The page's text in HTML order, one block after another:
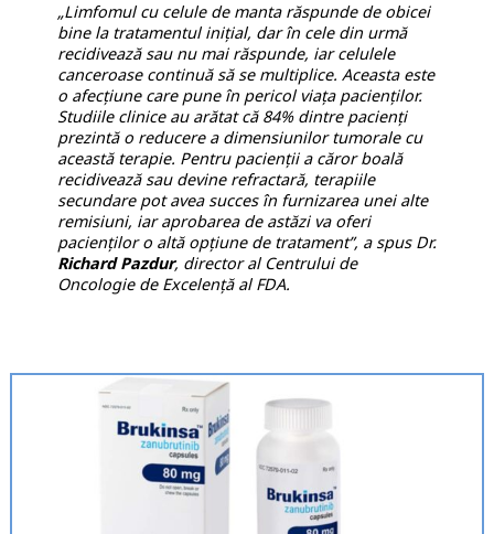
„Limfomul cu celule de manta răspunde de obicei
bine la tratamentul inițial, dar în cele din urmă
recidivează sau nu mai răspunde, iar celulele
canceroase continuă să se multiplice. Aceasta este
o afecțiune care pune în pericol viața pacienților.
Studiile clinice au arătat că 84% dintre pacienți
prezintă o reducere a dimensiunilor tumorale cu
această terapie. Pentru pacienții a căror boală
recidivează sau devine refractară, terapiile
secundare pot avea succes în furnizarea unei alte
remisiuni, iar aprobarea de astăzi va oferi
pacienților o altă opțiune de tratament”, a spus Dr.
Richard Pazdur, director al Centrului de
Oncologie de Excelență al FDA.